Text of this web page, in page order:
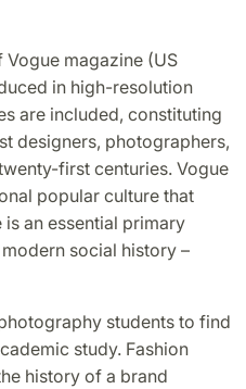
magazine (US
in high-resolution
are included, constituting
designers, photographers,
first centuries. Vogue
popular culture that
an essential primary
social history –
students to find
study. Fashion
history of a brand